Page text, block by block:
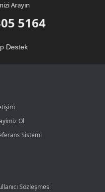
Arayın
5164
Destek
Ol
Sistemi
Sözleşmesi